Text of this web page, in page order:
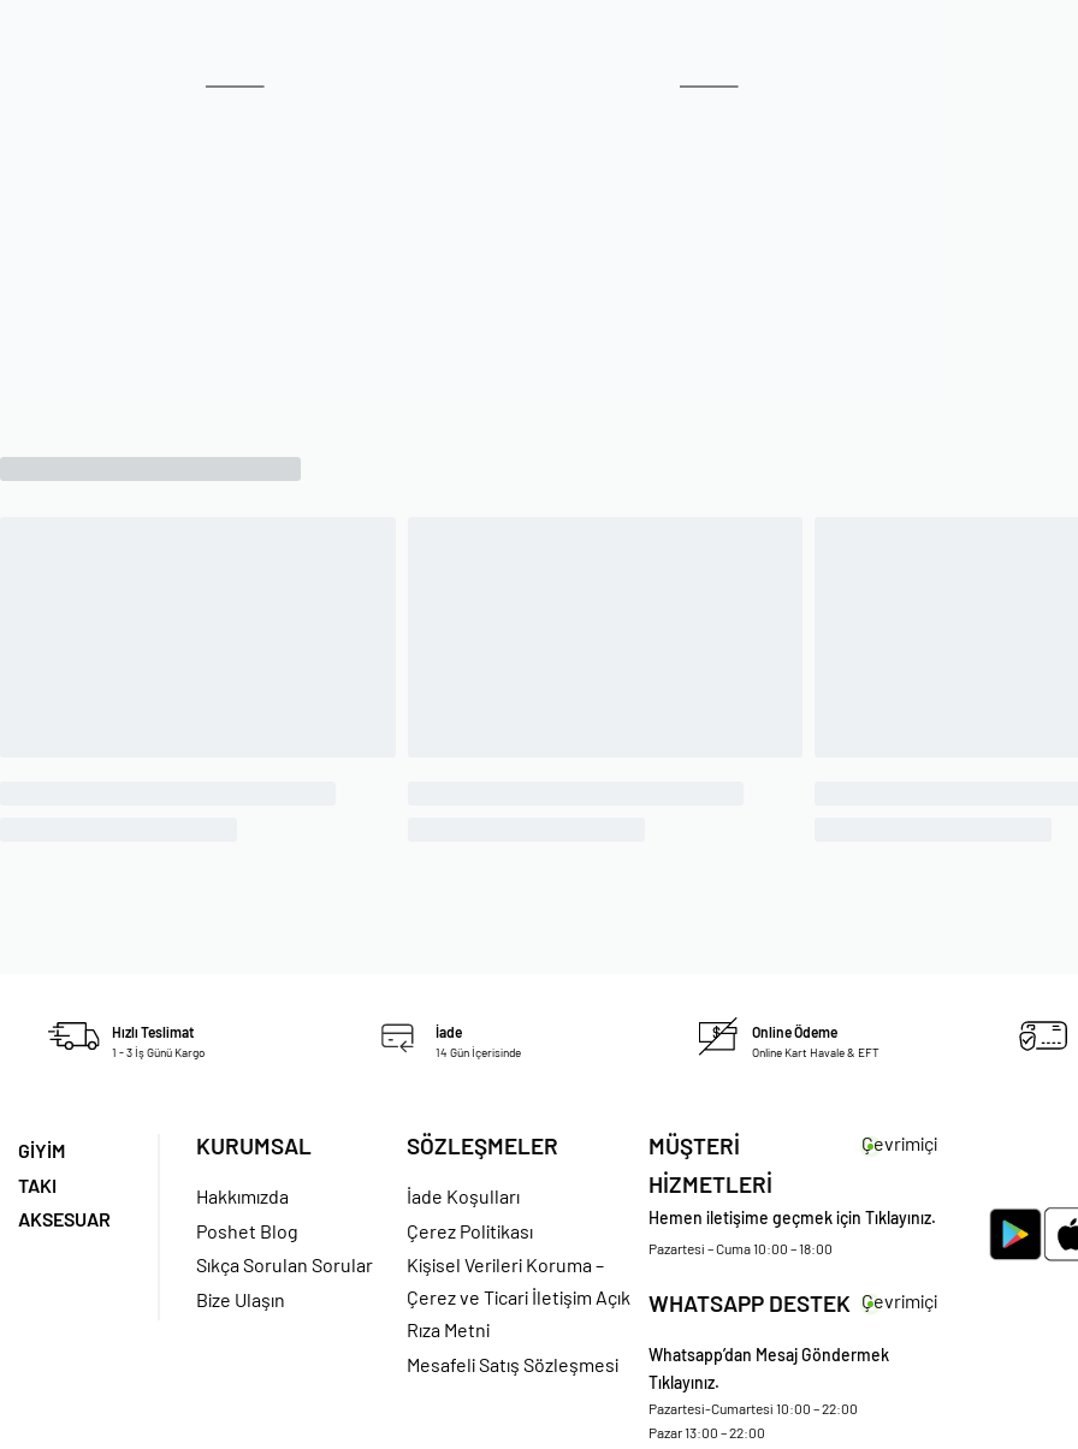
Hızlı Teslimat
1 - 3 İş Günü Kargo
İade
14 Gün İçerisinde
Online Ödeme
Online Kart Havale & EFT
GİYİM
TAKI
AKSESUAR
KURUMSAL
Hakkımızda
Poshet Blog
Sıkça Sorulan Sorular
Bize Ulaşın
SÖZLEŞMELER
İade Koşulları
Çerez Politikası
Kişisel Verileri Koruma –
Çerez ve Ticari İletişim Açık
Rıza Metni
Mesafeli Satış Sözleşmesi
MÜŞTERİ
HİZMETLERİ
Çevrimiçi
Hemen iletişime geçmek için Tıklayınız.
Pazartesi – Cuma 10:00 – 18:00
WHATSAPP DESTEK Çevrimiçi
Whatsapp’dan Mesaj Göndermek
Tıklayınız.
Pazartesi-Cumartesi 10:00 – 22:00
Pazar 13:00 – 22:00